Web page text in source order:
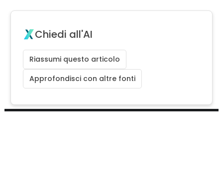
Chiedi all'AI
Riassumi questo articolo
Approfondisci con altre fonti